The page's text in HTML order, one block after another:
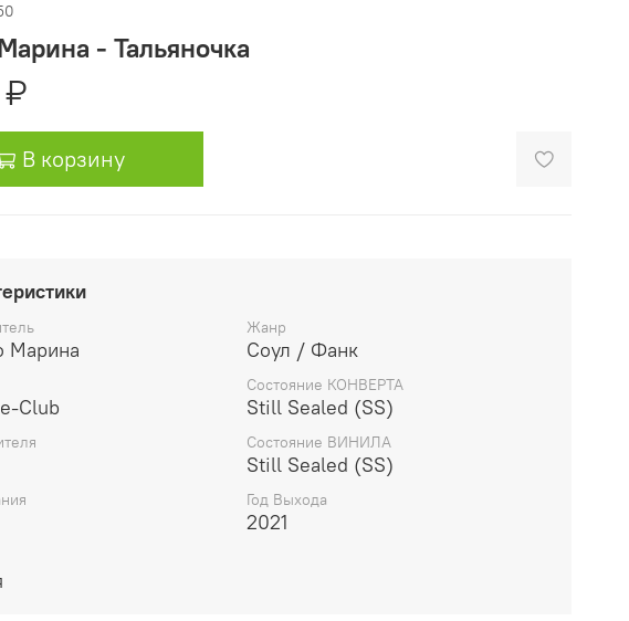
- Тальяночка
В корзину
Марина
Жанр
Соул / Фанк
Club
Состояние КОНВЕРТА
Still Sealed (SS)
Состояние ВИНИЛА
Still Sealed (SS)
Год Выхода
2021